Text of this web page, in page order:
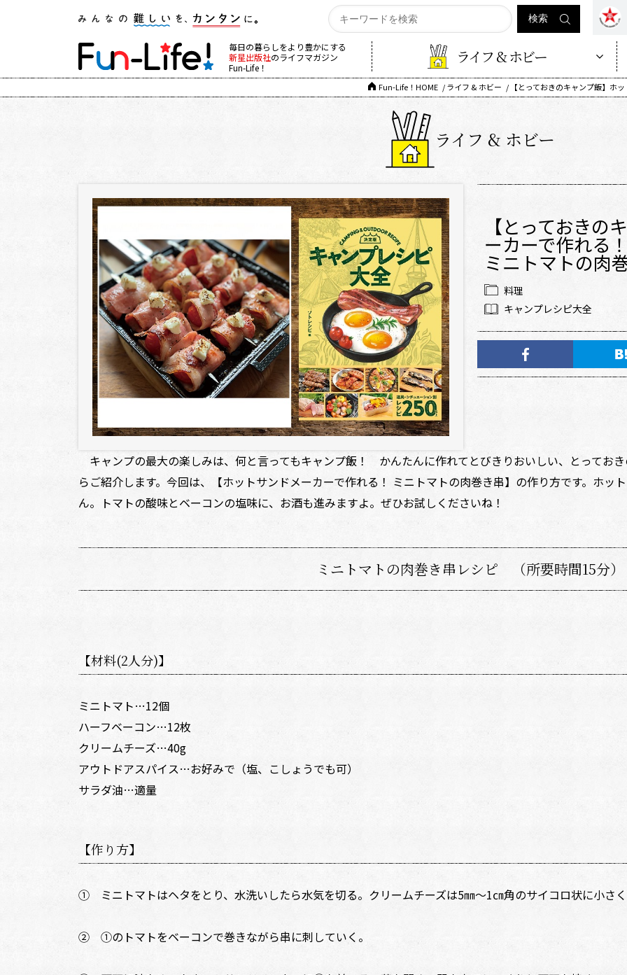
毎日の暮らしをより豊かにする
新星出版社のライフマガジン
Fun-Life！
ライフ & ホビー
Fun-Life！HOME ライフ & ホビー 【とっておきのキャンプ飯】ホ
ライフ & ホビー
【とっておきの
ーカーで作れ
ミニトマトの肉
料理
キャンプレシピ大全
キャンプの最大の楽しみは、何と言ってもキャンプ飯！ かんたんに作れてとびきりおいしい、とってお
らご紹介します。今回は、【ホットサンドメーカーで作れる！ ミニトマトの肉巻き串】の作り方です。ホッ
ん。トマトの酸味とベーコンの塩味に、お酒も進みますよ。ぜひお試しくださいね！
ミニトマトの肉巻き串レシピ （所要時間15分）
【材料(2人分)】
ミニトマト…12個
ハーフベーコン…12枚
クリームチーズ…40g
アウトドアスパイス…お好みで（塩、こしょうでも可）
サラダ油…適量
【作り方】
① ミニトマトはヘタをとり、水洗いしたら水気を切る。クリームチーズは5㎜～1㎝角のサイコロ状に小さ
② ①のトマトをベーコンで巻きながら串に刺していく。